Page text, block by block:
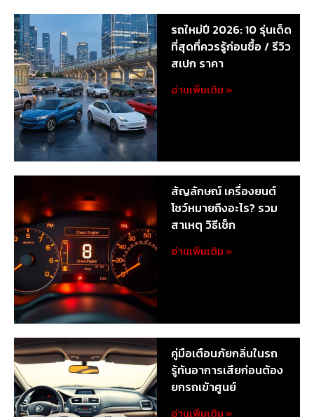
รถใหม่ปี 2026: 10 รุ่นเด็ด
ที่สุดที่ควรรู้ก่อนซื้อ / รีวิว
สเปก ราคา
อ่านเพิ่มเติม »
สัญลักษณ์ เครื่องยนต์
โชว์หมายถึงอะไร? รวม
สาเหตุ วิธีเช็ก
อ่านเพิ่มเติม »
คู่มือเตือนภัยกลิ่นในรถ
รู้ทันอาการเสียก่อนต้อง
ยกรถเข้าศูนย์
อ่านเพิ่มเติม »